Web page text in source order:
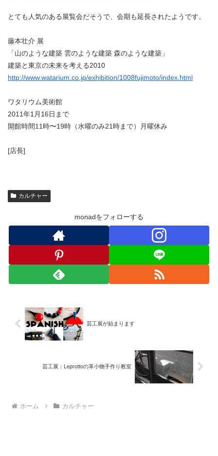
とても人気のある展覧会だそうで、会期も延長されたようです。
藤本壮介 展
「山のような建築 雲のような建築 森のような建築」
建築と東京の未来を考える2010
http://www.watarium.co.jp/exhibition/1008fujimoto/index.html
ワタリウム美術館
2011年1月16日まで
開館時間11時〜19時（水曜のみ21時まで）月曜休み
[店長]
カルチャー
monadをフォローする
芸工展が始まります
芸工展：Leprottoの革小物手作り教室
ホーム カルチャー